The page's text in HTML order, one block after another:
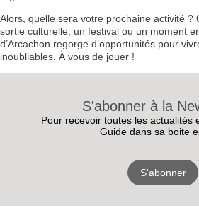
Alors, quelle sera votre prochaine activité ?
sortie culturelle, un festival ou un moment
d’Arcachon regorge d’opportunités pour
inoubliables. À vous de jouer !
S'abonner à la
Pour recevoir toutes les actualités
Guide dans sa boite
S'abonner